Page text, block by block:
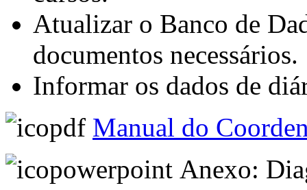
Atualizar o Banco de
documentos necessários.
Informar os dados de
Manual do
Anexo: